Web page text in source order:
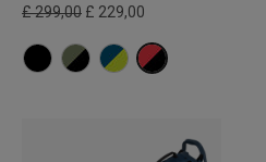
£ 299,00 £ 229,00